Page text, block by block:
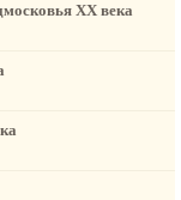
XX века